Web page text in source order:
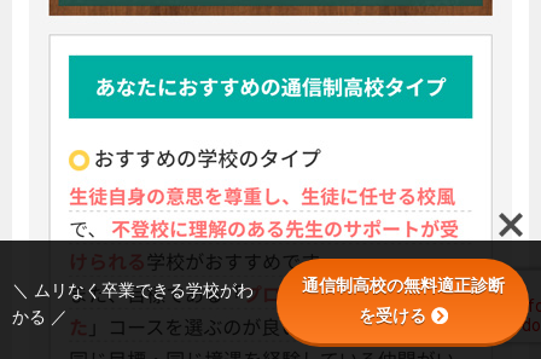
＼ ムリなく卒業できる学校がわ
かる ／
通信制高校の無料適正診断
を受ける